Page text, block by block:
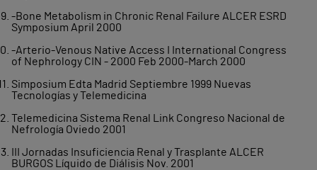
-Bone Metabolism in Chronic Renal Failure ALCER ESRD
Symposium April 2000
-Arterio-Venous Native Access I International Congress
of Nephrology CIN - 2000 Feb 2000-March 2000
Simposium Edta Madrid Septiembre 1999 Nuevas
Tecnologías y Telemedicina
Telemedicina Sistema Renal Link Congreso Nacional de
Nefrología Oviedo 2001
III Jornadas Insuficiencia Renal y Trasplante ALCER
BURGOS Líquido de Diálisis Nov. 2001